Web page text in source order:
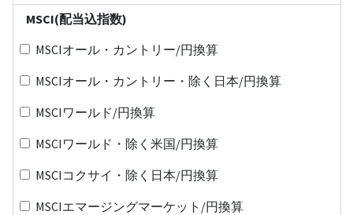
MSCI(配当込指数)
MSCIオール・カントリー/円換算
MSCIオール・カントリー・除く日本/円換算
MSCIワールド/円換算
MSCIワールド・除く米国/円換算
MSCIコクサイ・除く日本/円換算
MSCIエマージングマーケット/円換算